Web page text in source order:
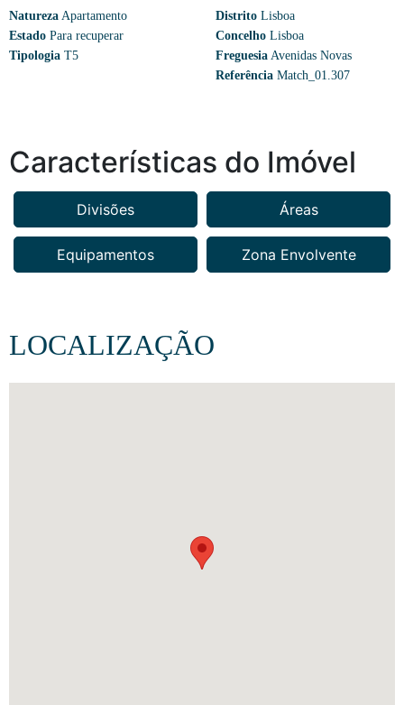
Natureza Apartamento
Estado Para recuperar
Tipologia T5
Distrito Lisboa
Concelho Lisboa
Freguesia Avenidas Novas
Referência Match_01.307
Características do Imóvel
Divisões Áreas
Equipamentos Zona Envolvente
LOCALIZAÇÃO